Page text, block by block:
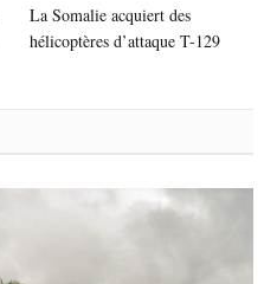
La Somalie acquiert des
hélicoptères d’attaque T-129